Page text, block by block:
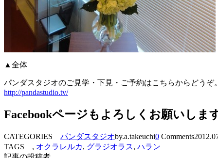
▲全体
パンダスタジオのご見学・下見・ご予約はこちらからどうぞ
http://pandastudio.tv/
Facebookページもよろしくお願いしま
CATEGORIES パンダスタジオby.a.takeuchi0 Comments
TAGS , オクラレルカ, グラジオラス, ハラン